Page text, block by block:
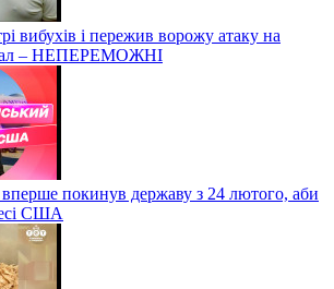
вибухів і пережив ворожу атаку на
– НЕПЕРЕМОЖНІ
покинув державу з 24 лютого, аби
США